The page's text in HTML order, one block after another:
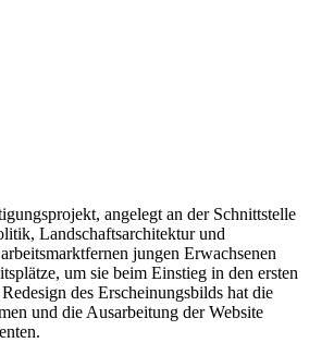
angelegt an der Schnittstelle
Landschaftsarchitektur und
jungen Erwachsenen
um sie beim Einstieg in den ersten
des Erscheinungsbilds hat die
und die Ausarbeitung der Website